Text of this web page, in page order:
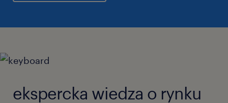
ekspercka wiedza o rynku